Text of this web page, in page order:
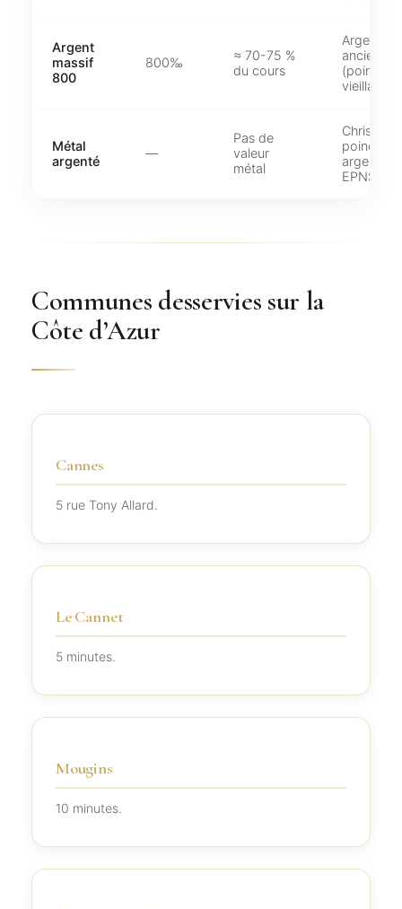
Argent
massif
800
800‰
≈ 70-75 %
du cours
Argenterie
ancienne
(poinçon
vieillard)
Métal
argenté
—
Pas de
valeur
métal
Christofle
argent,
EPNS
Communes desservies sur la
Côte d’Azur
Cannes
5 rue Tony Allard.
Le Cannet
5 minutes.
Mougins
10 minutes.